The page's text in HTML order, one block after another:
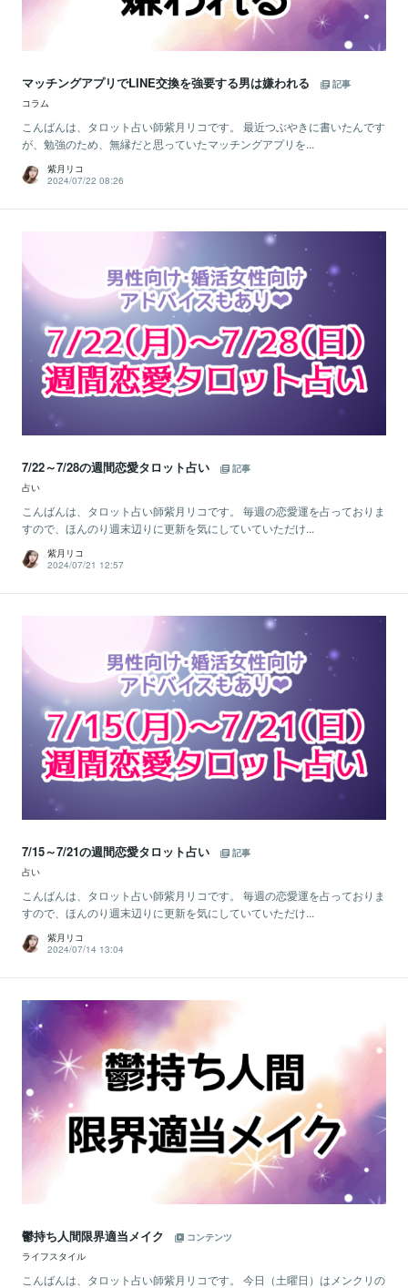
マッチングアプリでLINE交換を強要する男は嫌われる
記事
コラム
こんばんは、タロット占い師紫月リコです。 最近つぶやきに書いたんです
が、勉強のため、無縁だと思っていたマッチングアプリを...
紫月リコ
2024/07/22 08:26
7/22～7/28の週間恋愛タロット占い
記事
占い
こんばんは、タロット占い師紫月リコです。 毎週の恋愛運を占っておりま
すので、ほんのり週末辺りに更新を気にしていていただけ...
紫月リコ
2024/07/21 12:57
7/15～7/21の週間恋愛タロット占い
記事
占い
こんばんは、タロット占い師紫月リコです。 毎週の恋愛運を占っておりま
すので、ほんのり週末辺りに更新を気にしていていただけ...
紫月リコ
2024/07/14 13:04
鬱持ち人間限界適当メイク
コンテンツ
ライフスタイル
こんばんは、タロット占い師紫月リコです。 今日（土曜日）はメンクリの